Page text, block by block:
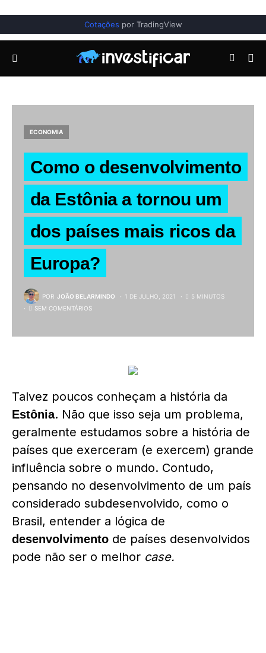
Cotações por TradingView
ECONOMIA
Como o desenvolvimento
da Estônia a tornou um
dos países mais ricos da
Europa?
POR JOÃO BELARMINDO 1 DE JULHO, 2021
5 MINUTOS
SEM COMENTÁRIOS
Talvez poucos conheçam a história da
Estônia. Não que isso seja um problema,
geralmente estudamos sobre a história de
países que exerceram (e exercem) grande
influência sobre o mundo. Contudo,
pensando no desenvolvimento de um país
considerado subdesenvolvido, como o
Brasil, entender a lógica de
desenvolvimento de países desenvolvidos
pode não ser o melhor case.